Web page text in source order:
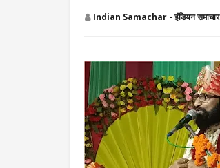
Indian Samachar - इंडियन समाचार